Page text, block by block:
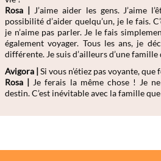
Rosa | J’aime aider les gens. J’aime
possibilité d’aider quelqu’un, je le fais.
je n’aime pas parler. Je le fais
également voyager. Tous les ans, je
différente. Je suis d’ailleurs d’une
Avigora | Si vous n’étiez pas voyante, que
Rosa | Je ferais la même chose ! Je
destin. C’est inévitable avec la famille que